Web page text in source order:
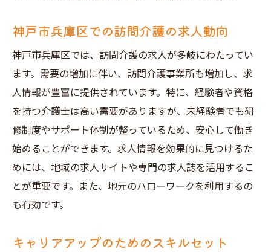
サポート体制の充実度
福利厚生のチェックポイント
同僚とのコミュニケーションの取り方
長期的なキャリアプランの立て方
訪問介護の求人探し神戸市兵庫区でのポイント
地域の訪問介護事業所の情報収集法
求人票の読み解き方
面接の準備と対策
実際の業務内容の確認方法
神戸市兵庫区での訪問介護の求人動向
神戸市兵庫区では、訪問介護の求人が多岐にわたってい
ます。需要の増加に伴い、訪問介護事業所も増加し、求
人情報が豊富に提供されています。特に、経験者や資格
を持つ介護士は高い需要がありますが、未経験者でも研
修制度やサポート体制が整っているため、安心して働き
始めることができます。求人情報を効果的に見つけるた
めには、地域の求人サイトや専門の求人誌を活用するこ
とが重要です。また、地元のハローワークを利用するの
も有効です。
キャリアアップのためのスキルセット